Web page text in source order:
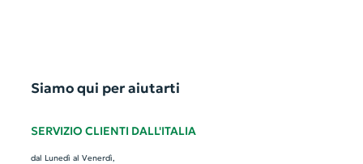
Siamo qui per aiutarti
SERVIZIO CLIENTI DALL'ITALIA
dal Lunedì al Venerdì,